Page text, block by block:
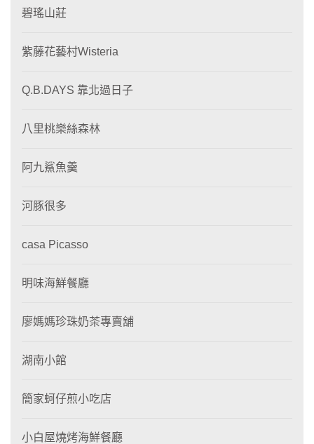
碧瑤山莊
紫藤花藝村Wisteria
Q.B.DAYS 靠北過日子
八里桃樂絲森林
阿九鯊魚羹
河豚很多
casa Picasso
明味海鮮餐廳
廖媽媽珍珠奶茶專賣舖
湖南小館
簡家蚵仔煎小吃店
小白屋燒烤海鮮餐廳